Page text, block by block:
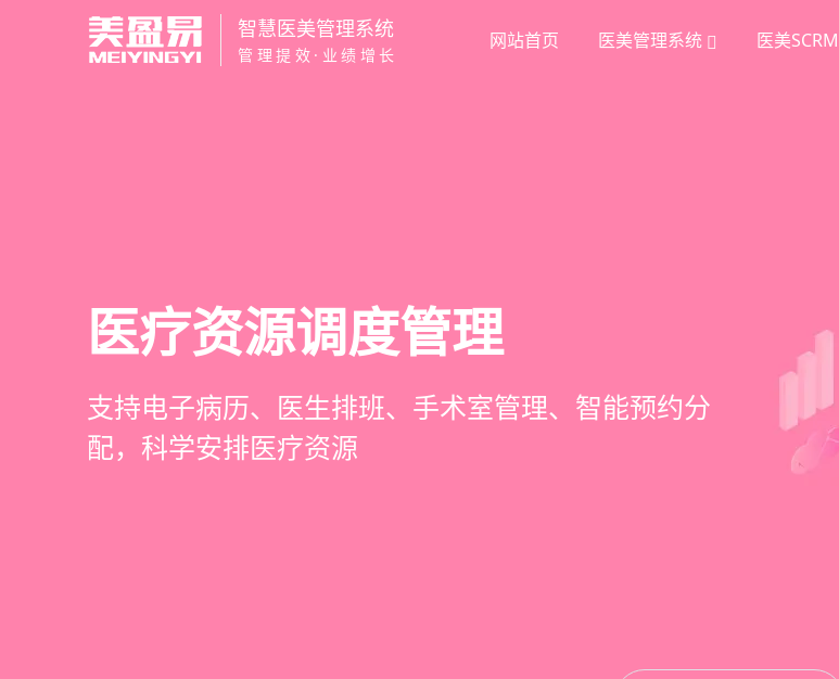
智慧医美管理系统
管理提效·业绩增长
网站首页 医美管理系统 医美SCRM
智慧医美管理系统
一站式解决医美机构预约、咨询、手术安排、会员管
理、财务核算全流程管理
医疗资源调度管理
支持电子病历、医生排班、手术室管理、智能预约分
配，科学安排医疗资源
高净值客户价值挖掘
支持客户分级管理、消费轨迹追踪、个性化方案定
制、实现客户长期价值挖掘
营销与私域运营
提供小程序商城、私域scrm、项目套餐、裂变分销多
种营销工具，助力获客与转化